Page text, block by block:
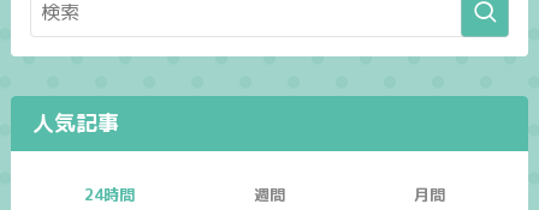
人気記事
24時間 週間 月間